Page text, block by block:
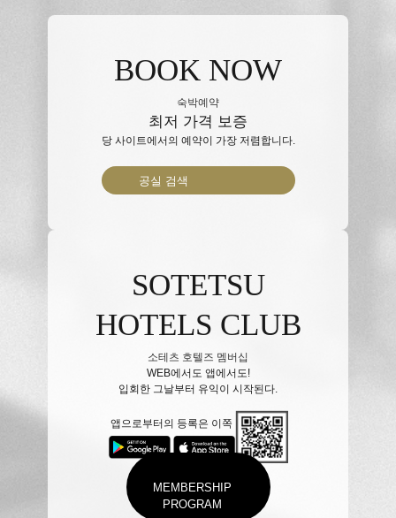
BOOK NOW
숙박예약
최저 가격 보증
당 사이트에서의 예약이 가장 저렴합니다.
공실 검색
SOTETSU
HOTELS CLUB
소테츠 호텔즈 멤버십
WEB에서도 앱에서도!
입회한 그날부터 유익이 시작된다.
MEMBERSHIP
PROGRAM
앱으로부터의 등록은 이쪽